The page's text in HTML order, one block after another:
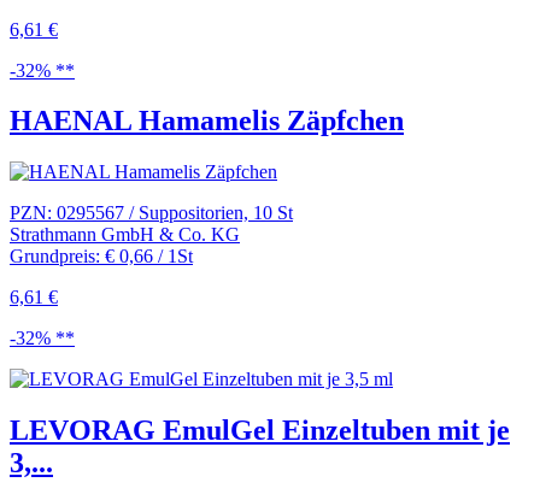
6,61 €
-32% **
HAENAL Hamamelis Zäpfchen
PZN: 0295567 / Suppositorien, 10 St
Strathmann GmbH & Co. KG
Grundpreis: € 0,66 / 1St
6,61 €
-32% **
LEVORAG EmulGel Einzeltuben mit je
3,...